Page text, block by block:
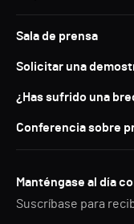
Sala de prensa
Solicitar una
¿Has sufrido una
Conferencia sobre
Manténgase al día
Suscríbase para